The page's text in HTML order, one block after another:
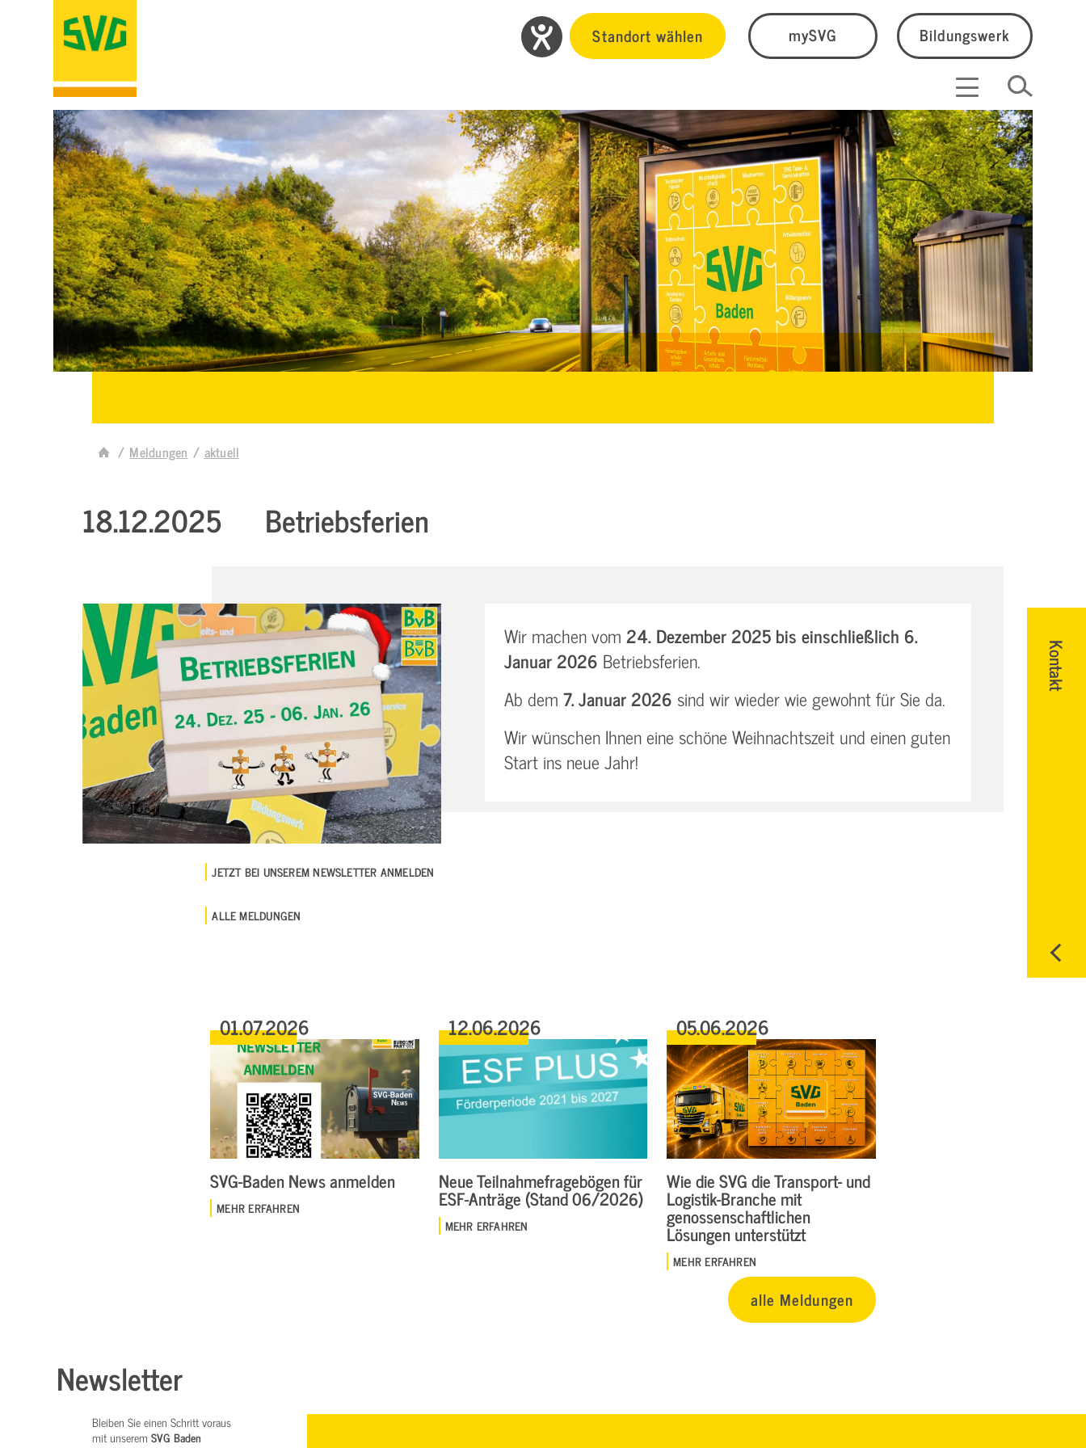
Standort wählen mySVG Bildungswerk
Kontakt
Meldungen aktuell
18.12.2025 Betriebsferien
JETZT BEI UNSEREM NEWSLETTER ANMELDEN
ALLE MELDUNGEN
Wir machen vom24. Dezember 2025 bis einschließlich 6.
Januar 2026 Betriebsferien.
Ab dem7. Januar 2026 sind wir wieder wie gewohnt für Sie da.
Wir wünschen Ihnen eine schöne Weihnachtszeit und einen guten
Start ins neue Jahr!
01.07.2026
SVG-Baden News anmelden
MEHR ERFAHREN
12.06.2026
Neue Teilnahmefragebögen für
ESF-Anträge (Stand 06/2026)
MEHR ERFAHREN
05.06.2026
Wie die SVG die Transport- und
Logistik-Branche mit
genossenschaftlichen
Lösungen unterstützt
MEHR ERFAHREN
alle Meldungen
Newsletter
Bleiben Sie einen Schritt voraus
mit unserem SVG Baden